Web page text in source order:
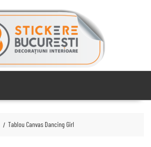
Tablou Canvas Dancing Girl